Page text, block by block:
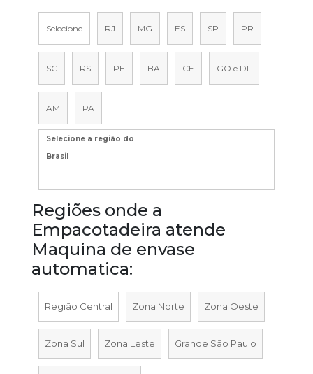
Selecione RJ MG ES SP PR
SC RS PE BA CE GO e DF
AM PA
Selecione a região do
Brasil
Regiões onde a
Empacotadeira atende
Maquina de envase
automatica:
Região Central Zona Norte Zona Oeste
Zona Sul Zona Leste Grande São Paulo